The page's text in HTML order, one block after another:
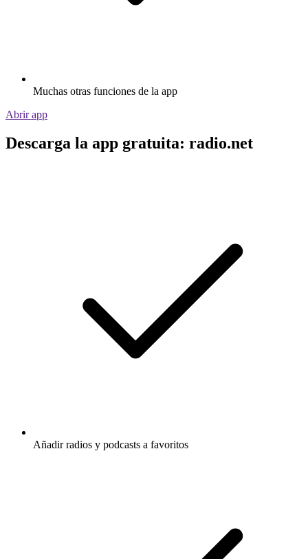
Muchas otras funciones de la app
Abrir app
Descarga la app gratuita: radio.net
Añadir radios y podcasts a favoritos